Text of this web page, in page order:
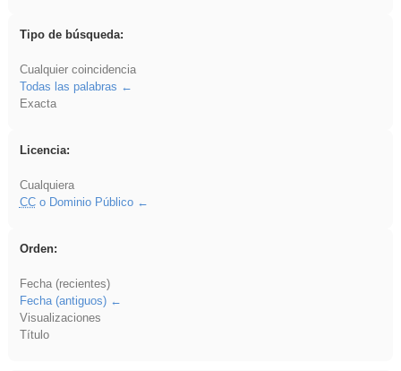
Tipo de búsqueda:
Cualquier coincidencia
Todas las palabras
Exacta
Licencia:
Cualquiera
CCo Dominio Público
Orden:
Fecha (recientes)
Fecha (antiguos)
Visualizaciones
Título